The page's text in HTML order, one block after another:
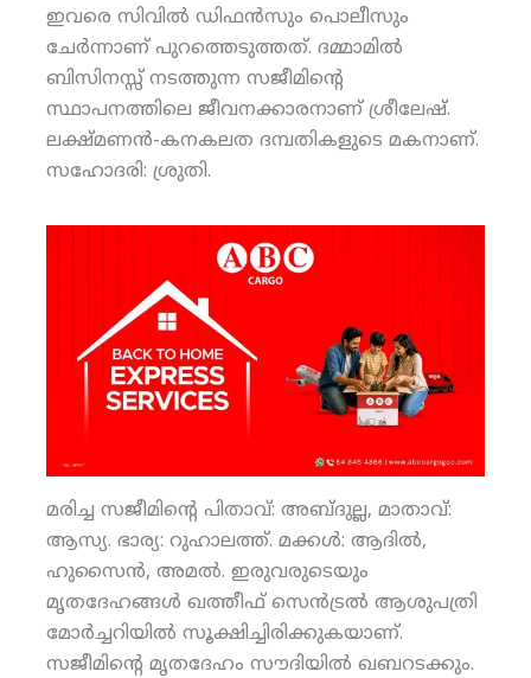
ഇവരെ സിവില്‍ ഡിഫന്‍സും പൊലീസും
ചേര്‍ന്നാണ് പുറത്തെടുത്തത്. ദമ്മാമില്‍
ബിസിനസ്സ് നടത്തുന്ന സജീമിന്റെ
സ്ഥാപനത്തിലെ ജീവനക്കാരനാണ് ശ്രീലേഷ്.
ലക്ഷ്മണന്‍-കനകലത ദമ്പതികളുടെ മകനാണ്.
സഹോദരി: ശ്രുതി.
മരിച്ച സജീമിന്റെ പിതാവ്: അബ്ദുല്ല, മാതാവ്:
ആസ്യ. ഭാര്യ: റുഹാലത്ത്. മക്കള്‍: ആദില്‍,
ഹുസൈന്‍, അമല്‍. ഇരുവരുടെയും
മൃതദേഹങ്ങള്‍ ഖത്തീഫ് സെന്‍ട്രല്‍ ആശുപത്രി
മോര്‍ച്ചറിയില്‍ സൂക്ഷിച്ചിരിക്കുകയാണ്.
സജീമിന്റെ മൃതദേഹം സൗദിയില്‍ ഖബറടക്കും.